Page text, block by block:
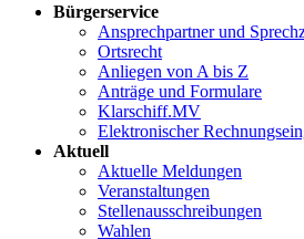
Bürgerservice
Ansprechpartner und
Ortsrecht
Anliegen von A bis Z
Anträge und Formulare
Klarschiff.MV
Elektronischer
Aktuell
Aktuelle Meldungen
Veranstaltungen
Stellenausschreibungen
Wahlen